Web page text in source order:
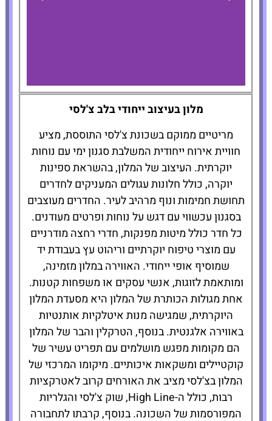
The Maritime
להזמנת
המלון לחצו
כאן
מלון בעיצוב ייחודי בלב צ'לסי
מריטיים ממוקם בשכונת צ'לסי התוססת, מציע
חוויית אירוח ייחודית המשלבת סגנון ימי עם נוחות
יוקרתית. העיצוב של המלון, בהשראת ספינות
יוקרה, כולל חלונות עגולים המעניקים לחדרים
תחושת חמימות ונוף מרהיב לעיר. החדרים מעוצבים
בסגנון עכשווי עם דגש על נוחות ופרטים מעודנים.
כל חדר כולל מיטות מפנקות, חדרי רחצה מודרניים
עם מוצרי טיפוח יוקרתיים וריהוט עץ בעבודת יד
שמוסיף אופי ייחודי. האווירה במלון מזמינה,
ומותאמת לזוגות, אנשי עסקים או משפחות קטנות.
אחת מגולות הכותרת של המלון היא מסעדת המלון
היוקרתית, שמגישה מנות איטלקיות אותנטיות
באווירה אלגנטית. בנוסף, הטרקלין והבר של המלון
הם מקומות מפגש מושלמים עם תפריט עשיר של
קוקטיילים ומשקאות איכותיים. מיקומו המרכזי של
המלון בצ'לסי מציב את האורחים קרוב לאטרקציות
רבות, כולל ה-High Line, שוק צ'לסי והגלריות
המפורסמות של השכונה. בנוסף, קרבתו לתחבורה